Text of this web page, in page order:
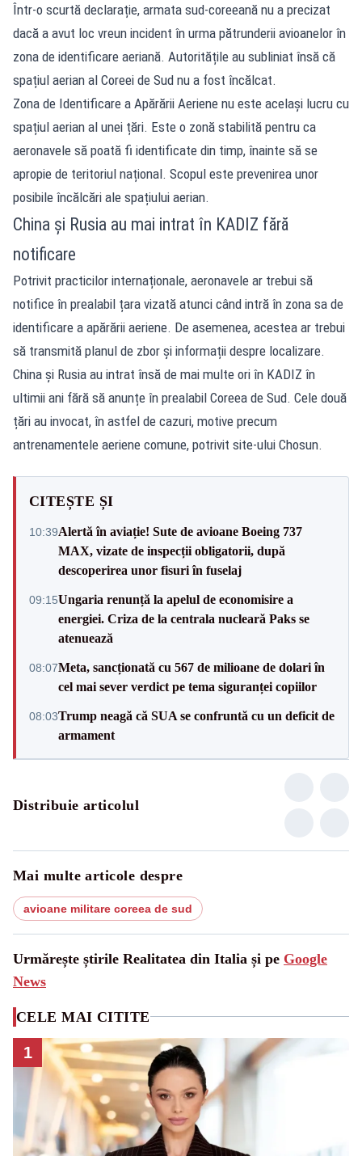
Într-o scurtă declarație, armata sud-coreeană nu a precizat
dacă a avut loc vreun incident în urma pătrunderii avioanelor în
zona de identificare aeriană. Autoritățile au subliniat însă că
spațiul aerian al Coreei de Sud nu a fost încălcat.
Zona de Identificare a Apărării Aeriene nu este același lucru cu
spațiul aerian al unei țări. Este o zonă stabilită pentru ca
aeronavele să poată fi identificate din timp, înainte să se
apropie de teritoriul național. Scopul este prevenirea unor
posibile încălcări ale spațiului aerian.
China și Rusia au mai intrat în KADIZ fără
notificare
Potrivit practicilor internaționale, aeronavele ar trebui să
notifice în prealabil țara vizată atunci când intră în zona sa de
identificare a apărării aeriene. De asemenea, acestea ar trebui
să transmită planul de zbor și informații despre localizare.
China și Rusia au intrat însă de mai multe ori în KADIZ în
ultimii ani fără să anunțe în prealabil Coreea de Sud. Cele două
țări au invocat, în astfel de cazuri, motive precum
antrenamentele aeriene comune, potrivit site-ului Chosun.
CITEȘTE ȘI
10:39Alertă în aviație! Sute de avioane Boeing 737
MAX, vizate de inspecții obligatorii, după
descoperirea unor fisuri în fuselaj
09:15Ungaria renunță la apelul de economisire a
energiei. Criza de la centrala nucleară Paks se
atenuează
08:07Meta, sancționată cu 567 de milioane de dolari în
cel mai sever verdict pe tema siguranței copiilor
08:03Trump neagă că SUA se confruntă cu un deficit de
armament
Distribuie articolul
Mai multe articole despre
avioane militare coreea de sud
Urmărește știrile Realitatea din Italia și pe Google
News
CELE MAI CITITE
1